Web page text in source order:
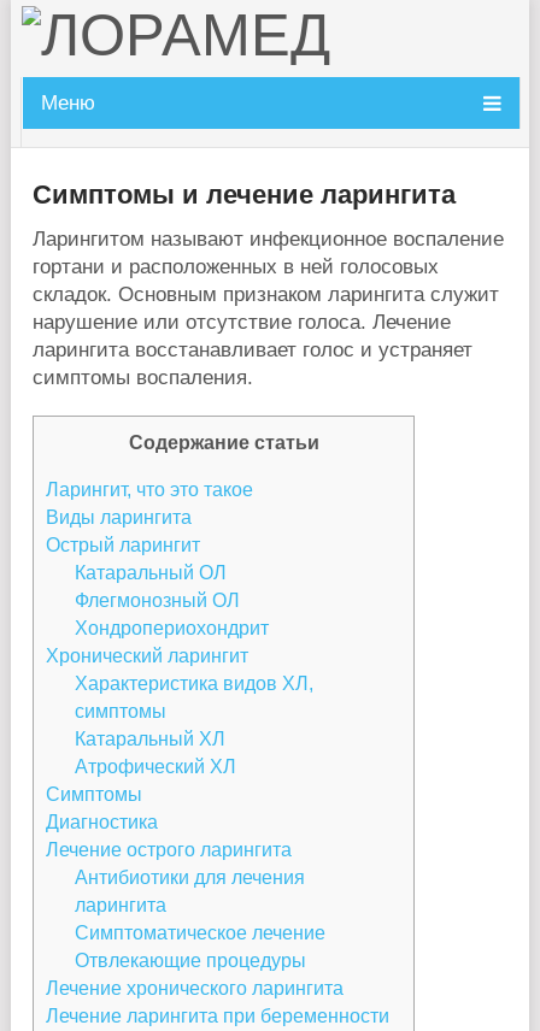
Меню
Симптомы и лечение ларингита
Ларингитом называют инфекционное воспаление
гортани и расположенных в ней голосовых
складок. Основным признаком ларингита служит
нарушение или отсутствие голоса. Лечение
ларингита восстанавливает голос и устраняет
симптомы воспаления.
Содержание статьи
Ларингит, что это такое
Виды ларингита
Острый ларингит
Катаральный ОЛ
Флегмонозный ОЛ
Хондропериохондрит
Хронический ларингит
Характеристика видов ХЛ,
симптомы
Катаральный ХЛ
Атрофический ХЛ
Симптомы
Диагностика
Лечение острого ларингита
Антибиотики для лечения
ларингита
Симптоматическое лечение
Отвлекающие процедуры
Лечение хронического ларингита
Лечение ларингита при беременности